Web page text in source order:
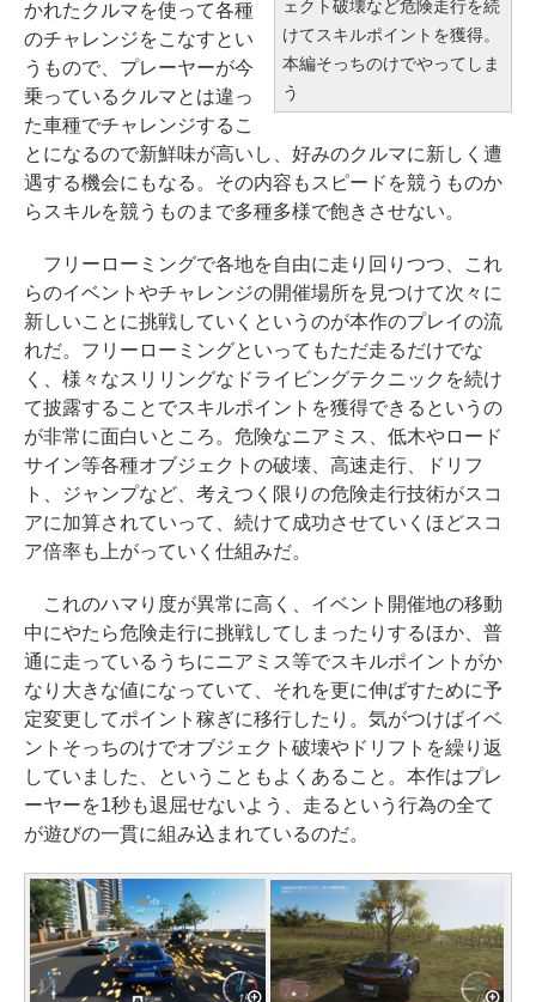
ェクト破壊など危険走行を続
けてスキルポイントを獲得。
本編そっちのけでやってしま
う
かれたクルマを使って各種
のチャレンジをこなすとい
うもので、プレーヤーが今
乗っているクルマとは違っ
た車種でチャレンジするこ
とになるので新鮮味が高いし、好みのクルマに新しく遭
遇する機会にもなる。その内容もスピードを競うものか
らスキルを競うものまで多種多様で飽きさせない。
フリーローミングで各地を自由に走り回りつつ、これ
らのイベントやチャレンジの開催場所を見つけて次々に
新しいことに挑戦していくというのが本作のプレイの流
れだ。フリーローミングといってもただ走るだけでな
く、様々なスリリングなドライビングテクニックを続け
て披露することでスキルポイントを獲得できるというの
が非常に面白いところ。危険なニアミス、低木やロード
サイン等各種オブジェクトの破壊、高速走行、ドリフ
ト、ジャンプなど、考えつく限りの危険走行技術がスコ
アに加算されていって、続けて成功させていくほどスコ
ア倍率も上がっていく仕組みだ。
これのハマり度が異常に高く、イベント開催地の移動
中にやたら危険走行に挑戦してしまったりするほか、普
通に走っているうちにニアミス等でスキルポイントがか
なり大きな値になっていて、それを更に伸ばすために予
定変更してポイント稼ぎに移行したり。気がつけばイベ
ントそっちのけでオブジェクト破壊やドリフトを繰り返
していました、ということもよくあること。本作はプレ
ーヤーを1秒も退屈せないよう、走るという行為の全て
が遊びの一貫に組み込まれているのだ。